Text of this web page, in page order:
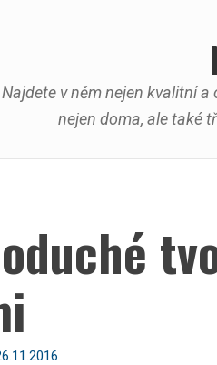
v něm nejen kvalitní
nejen doma, ale také